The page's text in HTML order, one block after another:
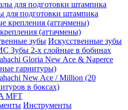
для подготовки штампика
(аттачмены)
Искусственные зубы
Зубы 2-х слойные в бобинах
Gloria New Ace & Naperce
гарнитуры)
New Ace / Million (20
в боксах)
MFT
Инструменты